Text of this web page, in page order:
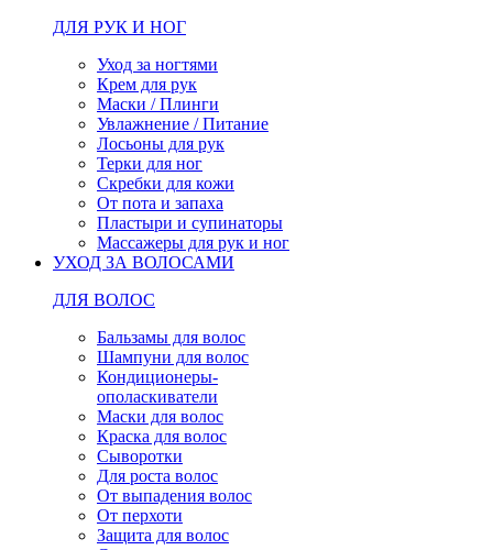
ДЛЯ РУК И НОГ
Уход за ногтями
Крем для рук
Маски / Плинги
Увлажнение / Питание
Лосьоны для рук
Терки для ног
Скребки для кожи
От пота и запаха
Пластыри и супинаторы
Массажеры для рук и ног
УХОД ЗА ВОЛОСАМИ
ДЛЯ ВОЛОС
Бальзамы для волос
Шампуни для волос
Кондиционеры-
ополаскиватели
Маски для волос
Краска для волос
Сыворотки
Для роста волос
От выпадения волос
От перхоти
Защита для волос